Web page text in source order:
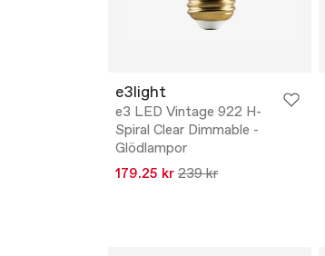
e3light
e3 LED Vintage 922 H-
Spiral Clear Dimmable -
Glödlampor
179.25 kr 239 kr